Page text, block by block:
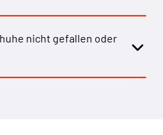
nicht gefallen oder